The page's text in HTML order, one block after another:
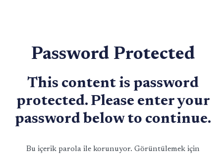
Password Protected
This content is password
protected. Please enter your
password below to continue.
Bu içerik parola ile korunuyor. Görüntülemek için